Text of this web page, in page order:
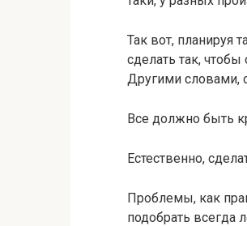
Так вот, планируя
сделать так,
Другими словами,
Все должно быть
Естественно,
Проблемы, как
подобрать всегда